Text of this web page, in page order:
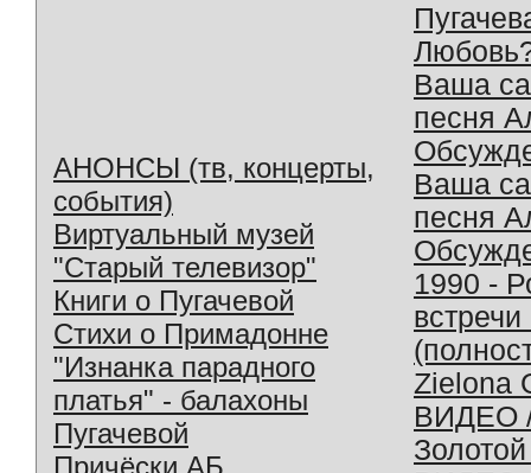
АНОНСЫ (тв, концерты,
события)
Виртуальный музей
"Старый телевизор"
Книги о Пугачевой
Стихи о Примадонне
"Изнанка парадного
платья" - балахоны
Пугачевой
Причёски АБ
Ваша
песня
Ваша
песня
1990 -
Zielona
ВИДЕО